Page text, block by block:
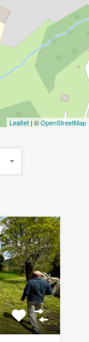
Leaflet | ©OpenStreetMap